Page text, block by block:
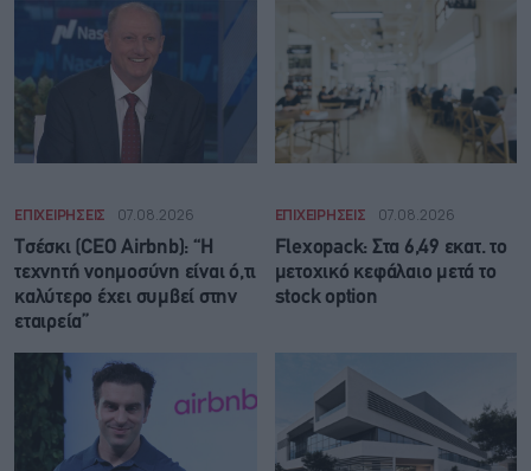
ΕΠΙΧΕΙΡΗΣΕΙΣ 07.08.2026
Τσέσκι (CEO Airbnb): “Η
τεχνητή νοημοσύνη είναι ό,τι
καλύτερο έχει συμβεί στην
εταιρεία”
ΕΠΙΧΕΙΡΗΣΕΙΣ 07.08.2026
Flexopack: Στα 6,49 εκατ. το
μετοχικό κεφάλαιο μετά το
stock option